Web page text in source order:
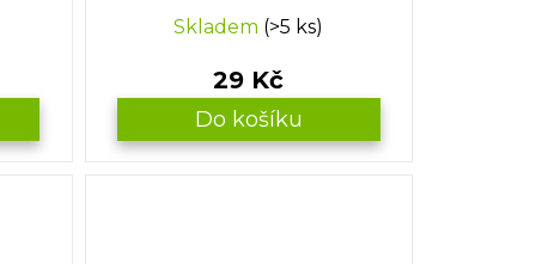
Skladem (>5 ks)
29 Kč
Do košíku